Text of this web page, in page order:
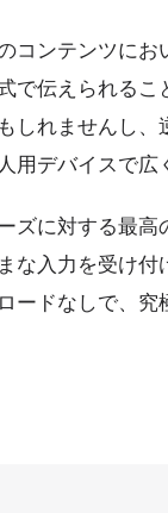
コンテンツに
で伝えられる
しれませんし
用デバイスで広
ズに対する最
な入力を受け
ードなしで、究